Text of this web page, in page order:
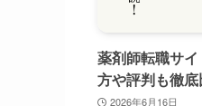
薬剤師転職サ
方や評判も徹
2026年6月16日